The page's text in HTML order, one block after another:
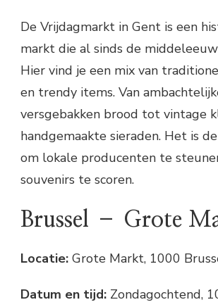
De Vrijdagmarkt in Gent is een
markt die al sinds de
Hier vind je een mix van
en trendy items. Van
versgebakken brood tot vintage
handgemaakte sieraden. Het is
om lokale producenten te
souvenirs te scoren.
Brussel – Grote
Locatie: Grote Markt, 1000
Datum en tijd: Zondagochtend,